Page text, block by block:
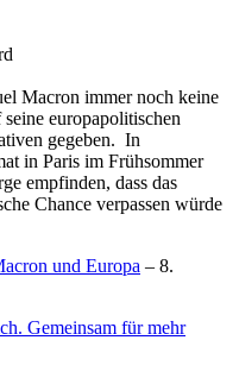
Macron immer noch keine
europapolitischen
gegeben. In
in Paris im Frühsommer
empfinden, dass das
Chance verpassen würde
und Europa – 8.
Gemeinsam für mehr